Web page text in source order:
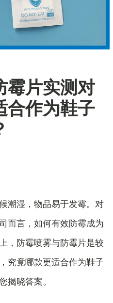
霉片实测对
合作为鞋子
潮湿，物品易于发霉。对
而言，如何有效防霉成为
，防霉喷雾与防霉片是较
究竟哪款更适合作为鞋子
揭晓答案。